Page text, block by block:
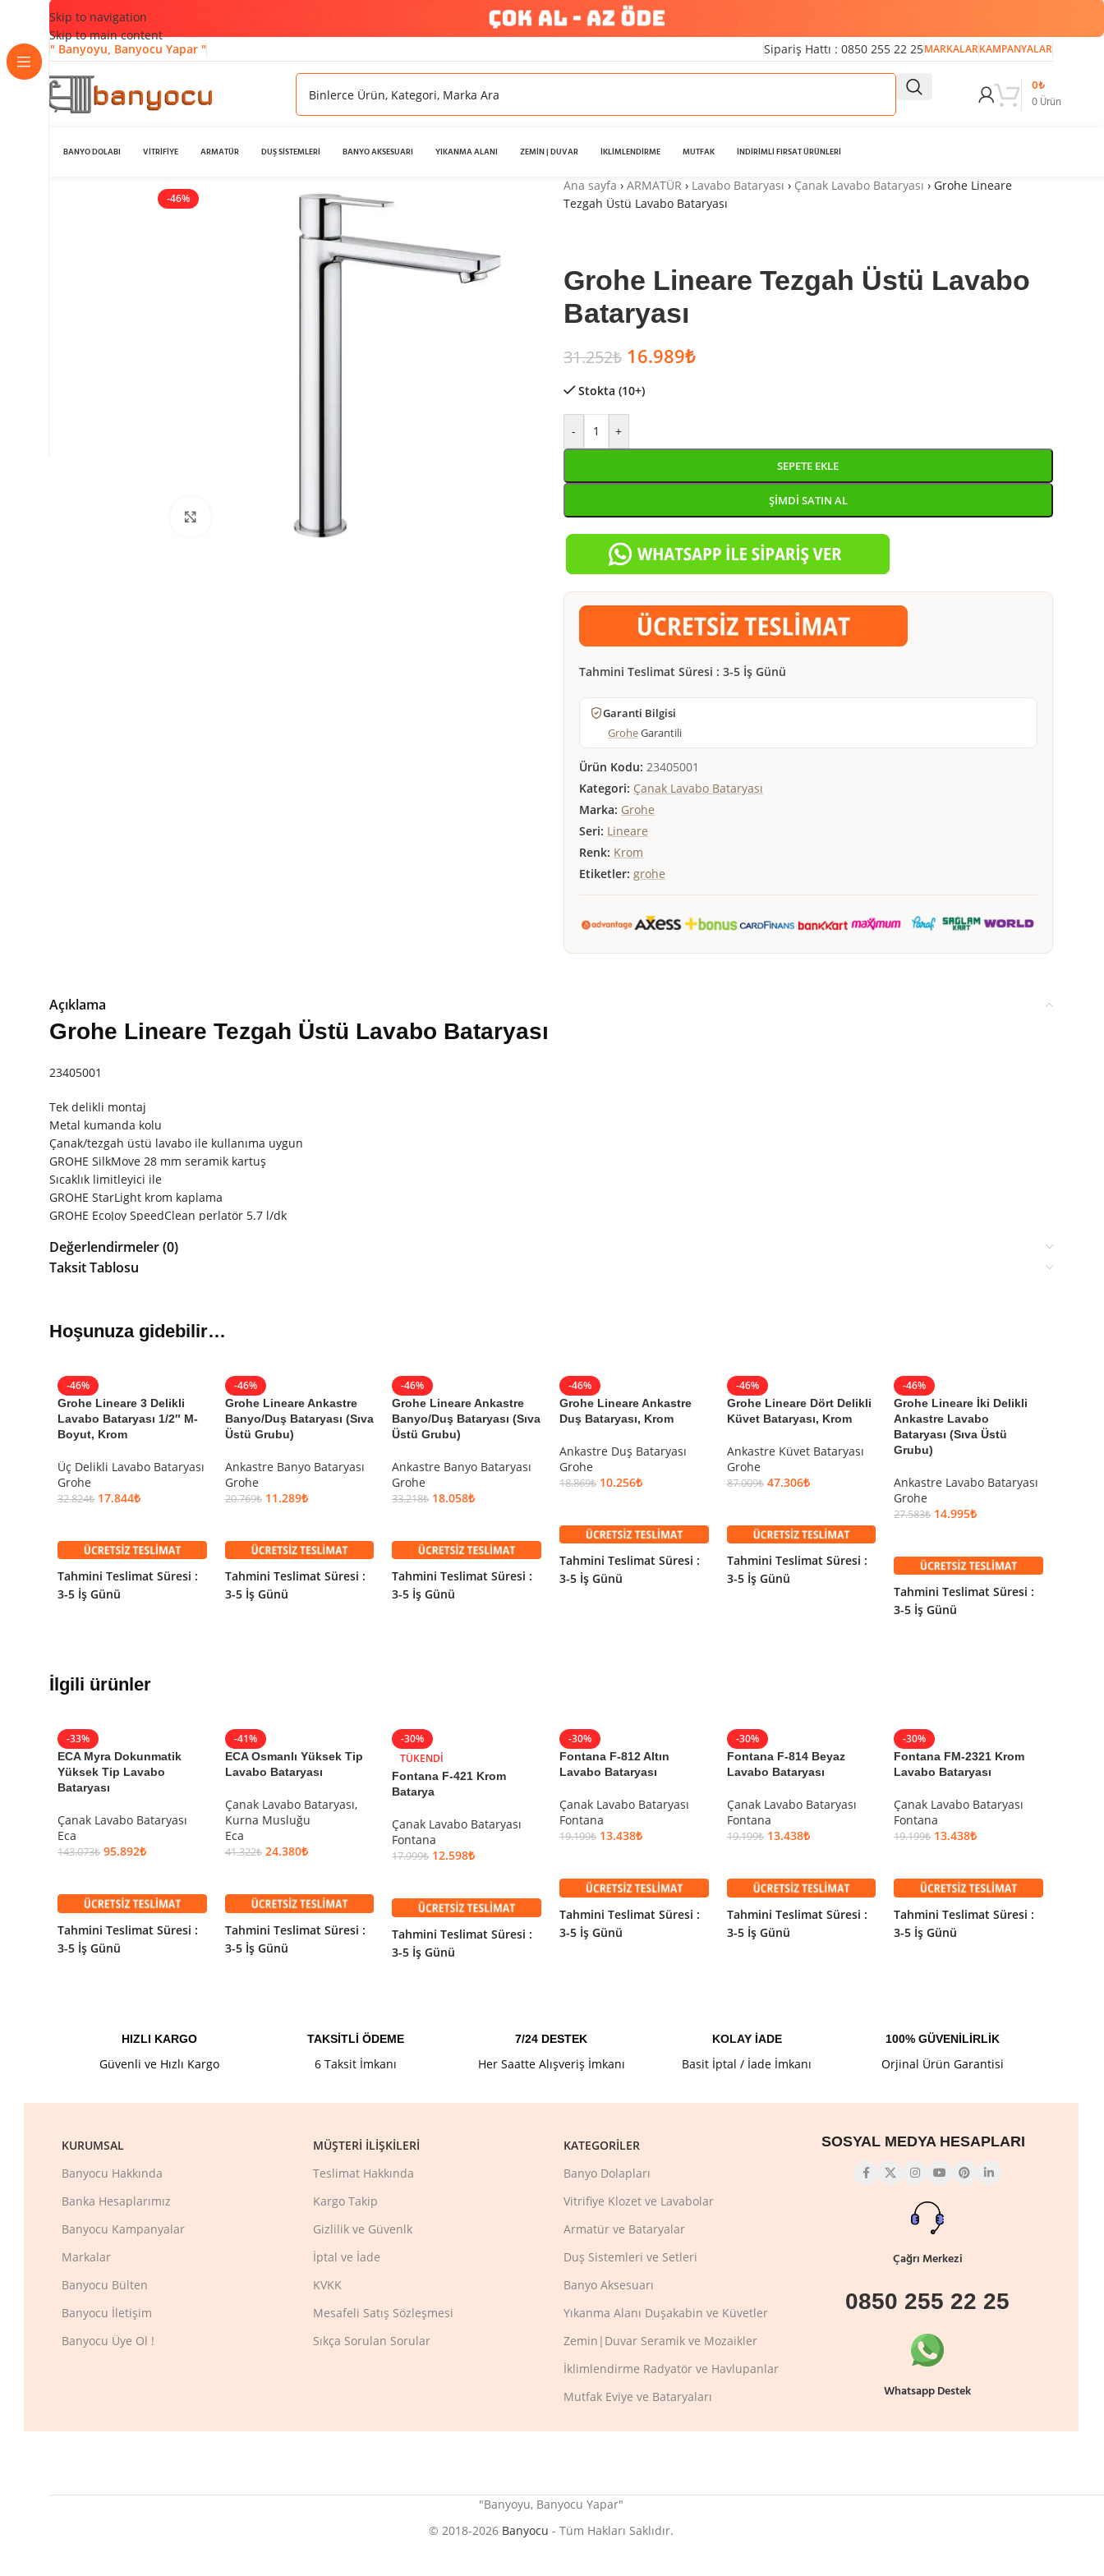
Skip to navigation
Skip to main content
" Banyoyu, Banyocu Yapar "
Sipariş Hattı : 0850 255 22 25MARKALARKAMPANYALAR
0Ürün
0₺
BANYO DOLABI VİTRİFİYE ARMATÜR DUŞ SİSTEMLERİ BANYO AKSESUARI YIKANMA ALANI ZEMİN | DUVAR İKLİMLENDİRME MUTFAK İNDİRİMLİ FIRSAT ÜRÜNLERİ
-46%
Büyütmek için tıklayın
Ana sayfa › ARMATÜR › Lavabo Bataryası › Çanak Lavabo Bataryası › Grohe Lineare
Tezgah Üstü Lavabo Bataryası
Grohe Lineare Tezgah Üstü Lavabo
Bataryası
31.252₺ 16.989₺
Stokta (10+)
- +
SEPETE EKLE
ŞIMDI SATIN AL
Tahmini Teslimat Süresi : 3-5 İş Günü
Garanti Bilgisi
GroheGarantili
Ürün Kodu: 23405001
Kategori: Çanak Lavabo Bataryası
Marka: Grohe
Seri: Lineare
Renk: Krom
Etiketler: grohe
Açıklama
Grohe Lineare Tezgah Üstü Lavabo Bataryası
23405001
Tek delikli montaj
Metal kumanda kolu
Çanak/tezgah üstü lavabo ile kullanıma uygun
GROHE SilkMove 28 mm seramik kartuş
Sıcaklık limitleyici ile
GROHE StarLight krom kaplama
GROHE EcoJoy SpeedClean perlatör 5.7 l/dk
Sifon kumandasız
Spiral bağlantı hortumları
16.989
Garanti Bilgisi
GroheGarantili
Ürün Kodu:23405001
Kategori: Çanak Lavabo Bataryası
Grohe
Renk:
Krom
Etiketler: grohe
Değerlendirmeler (0)
Taksit Tablosu
Hoşunuza gidebilir…
-46%
Grohe Lineare 3 Delikli
Lavabo Bataryası 1/2″ M-
Boyut, Krom
Üç Delikli Lavabo Bataryası
Grohe
32.824₺ 17.844₺
Tahmini Teslimat Süresi :
3-5 İş Günü
-46%
Grohe Lineare Ankastre
Banyo/Duş Bataryası (Sıva
Üstü Grubu)
Ankastre Banyo Bataryası
Grohe
20.769₺ 11.289₺
Tahmini Teslimat Süresi :
3-5 İş Günü
-46%
Grohe Lineare Ankastre
Banyo/Duş Bataryası (Sıva
Üstü Grubu)
Ankastre Banyo Bataryası
Grohe
33.218₺ 18.058₺
Tahmini Teslimat Süresi :
3-5 İş Günü
-46%
Grohe Lineare Ankastre
Duş Bataryası, Krom
Ankastre Duş Bataryası
Grohe
18.869₺ 10.256₺
Tahmini Teslimat Süresi :
3-5 İş Günü
-46%
Grohe Lineare Dört Delikli
Küvet Bataryası, Krom
Ankastre Küvet Bataryası
Grohe
87.009₺ 47.306₺
Tahmini Teslimat Süresi :
3-5 İş Günü
-46%
Grohe Lineare İki Delikli
Ankastre Lavabo
Bataryası (Sıva Üstü
Grubu)
Ankastre Lavabo Bataryası
Grohe
27.583₺ 14.995₺
Tahmini Teslimat Süresi :
3-5 İş Günü
İlgili ürünler
-33%
ECA Myra Dokunmatik
Yüksek Tip Lavabo
Bataryası
Çanak Lavabo Bataryası
Eca
143.073₺ 95.892₺
Tahmini Teslimat Süresi :
3-5 İş Günü
-41%
ECA Osmanlı Yüksek Tip
Lavabo Bataryası
Çanak Lavabo Bataryası,
Kurna Musluğu
Eca
41.322₺ 24.380₺
Tahmini Teslimat Süresi :
3-5 İş Günü
-30%
TÜKENDI
Fontana F-421 Krom
Batarya
Çanak Lavabo Bataryası
Fontana
17.999₺ 12.598₺
Tahmini Teslimat Süresi :
3-5 İş Günü
-30%
Fontana F-812 Altın
Lavabo Bataryası
Çanak Lavabo Bataryası
Fontana
19.199₺ 13.438₺
Tahmini Teslimat Süresi :
3-5 İş Günü
-30%
Fontana F-814 Beyaz
Lavabo Bataryası
Çanak Lavabo Bataryası
Fontana
19.199₺ 13.438₺
Tahmini Teslimat Süresi :
3-5 İş Günü
-30%
Fontana FM-2321 Krom
Lavabo Bataryası
Çanak Lavabo Bataryası
Fontana
19.199₺ 13.438₺
Tahmini Teslimat Süresi :
3-5 İş Günü
HIZLI KARGO
Güvenli ve Hızlı Kargo
TAKSİTLİ ÖDEME
6 Taksit İmkanı
7/24 DESTEK
Her Saatte Alışveriş İmkanı
KOLAY İADE
Basit İptal / İade İmkanı
100% GÜVENİLİRLİK
Orjinal Ürün Garantisi
KURUMSAL
Banyocu Hakkında
Banka Hesaplarımız
Banyocu Kampanyalar
Markalar
Banyocu Bülten
Banyocu İletişim
Banyocu Üye Ol !
MÜŞTERI İLIŞKILERI
Teslimat Hakkında
Kargo Takip
Gizlilik ve Güvenlk
İptal ve İade
KVKK
Mesafeli Satış Sözleşmesi
Sıkça Sorulan Sorular
KATEGORILER
Banyo Dolapları
Vitrifiye Klozet ve Lavabolar
Armatür ve Bataryalar
Duş Sistemleri ve Setleri
Banyo Aksesuarı
Yıkanma Alanı Duşakabin ve Küvetler
Zemin|Duvar Seramik ve Mozaikler
İklimlendirme Radyatör ve Havlupanlar
Mutfak Eviye ve Bataryaları
SOSYAL MEDYA HESAPLARI
Çağrı Merkezi
0850 255 22 25
Whatsapp Destek
"Banyoyu, Banyocu Yapar"
© 2018-2026 Banyocu - Tüm Hakları Saklıdır.